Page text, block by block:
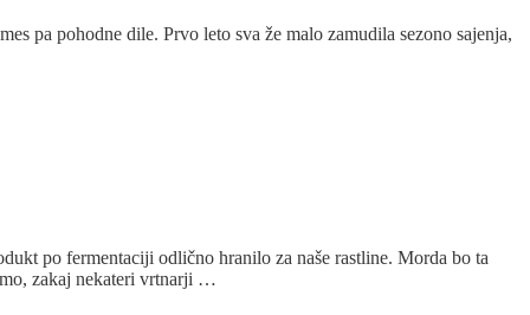
pa pohodne dile. Prvo leto sva že malo zamudila sezono sajenja,
po fermentaciji odlično hranilo za naše rastline. Morda bo ta
zakaj nekateri vrtnarji …